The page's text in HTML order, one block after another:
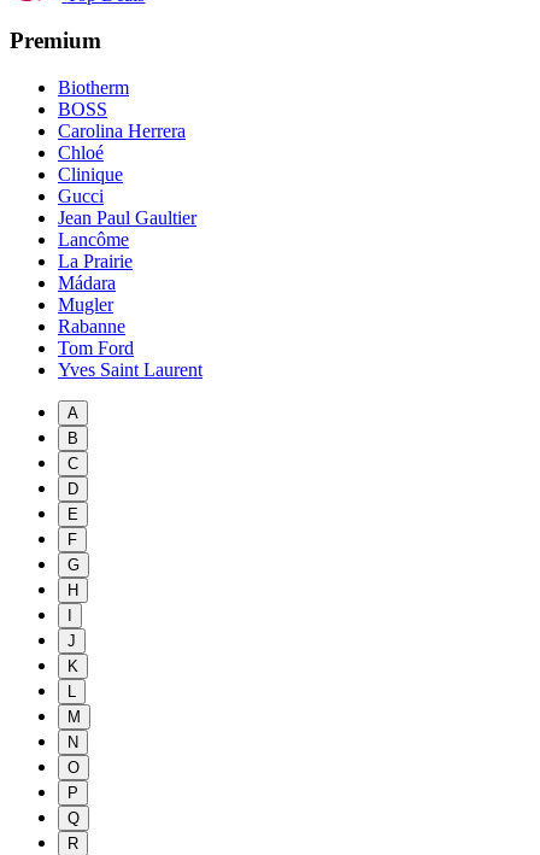
Premium
Biotherm
BOSS
Carolina Herrera
Chloé
Clinique
Gucci
Jean Paul Gaultier
Lancôme
La Prairie
Mádara
Mugler
Rabanne
Tom Ford
Yves Saint Laurent
A
B
C
D
E
F
G
H
J
K
L
M
N
O
P
Q
R